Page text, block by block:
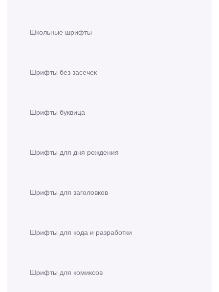
Школьные шрифты
Шрифты без засечек
Шрифты буквица
Шрифты для дня рождения
Шрифты для заголовков
Шрифты для кода и разработки
Шрифты для комиксов